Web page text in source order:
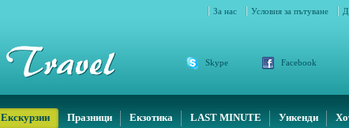
За нас Условия за пътуване
Skype Facebook
Екскурзии Празници Екзотика LAST MINUTE Уикенди